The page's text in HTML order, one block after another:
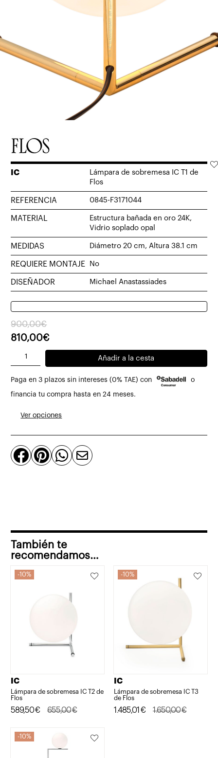
IC
Lámpara de sobremesa IC T1 de
Flos
REFERENCIA 0845-F3171044
MATERIAL
Estructura bañada en oro 24K,
Vidrio soplado opal
MEDIDAS Diámetro 20 cm, Altura 38.1 cm
REQUIERE MONTAJE No
DISEÑADOR Michael Anastassiades
900,00€
El
precio
original
era:
900,00€.
810,00€
El
precio
es:
810,00€.
Lámpara
sobremesa
IC
Flos
cantidad
Añadir a la cesta
Paga en 3 plazos sin intereses (0% TAE) con o
financia tu compra hasta en 24 meses.
Ver opciones
   
También te
recomendamos…
10%
IC
Lámpara de sobremesa IC T2 de
Flos
655,00€
El
original
589,50€
El
actual
10%
IC
Lámpara de sobremesa IC T3
de Flos
1.650,00€
El
1.485,01 €
El
10%